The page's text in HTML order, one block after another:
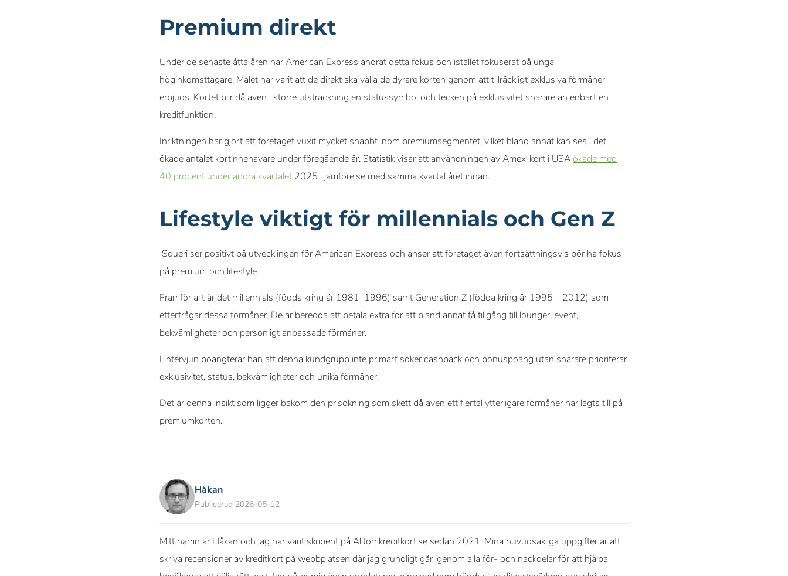
Premium direkt
Under de senaste åtta åren har American Express ändrat detta fokus och istället fokuserat på unga
höginkomsttagare. Målet har varit att de direkt ska välja de dyrare korten genom att tillräckligt exklusiva förmåner
erbjuds. Kortet blir då även i större utsträckning en statussymbol och tecken på exklusivitet snarare än enbart en
kreditfunktion.
Inriktningen har gjort att företaget vuxit mycket snabbt inom premiumsegmentet, vilket bland annat kan ses i det
ökade antalet kortinnehavare under föregående år. Statistik visar att användningen av Amex-kort i USAökade med
40 procent under andra kvartalet 2025 i jämförelse med samma kvartal året innan.
Lifestyle viktigt för millennials och Gen Z
Squeri ser positivt på utvecklingen för American Express och anser att företaget även fortsättningsvis bör ha fokus
på premium och lifestyle.
Framför allt är det millennials (födda kring år 1981–1996) samt Generation Z (födda kring år 1995 – 2012) som
efterfrågar dessa förmåner. De är beredda att betala extra för att bland annat få tillgång till lounger, event,
bekvämligheter och personligt anpassade förmåner.
I intervjun poängterar han att denna kundgrupp inte primärt söker cashback och bonuspoäng utan snarare prioriterar
exklusivitet, status, bekvämligheter och unika förmåner.
Det är denna insikt som ligger bakom den prisökning som skett då även ett flertal ytterligare förmåner har lagts till på
premiumkorten.
Håkan
Publicerad 2026-05-12
Mitt namn är Håkan och jag har varit skribent på Alltomkreditkort.se sedan 2021. Mina huvudsakliga uppgifter är att
skriva recensioner av kreditkort på webbplatsen där jag grundligt går igenom alla för- och nackdelar för att hjälpa